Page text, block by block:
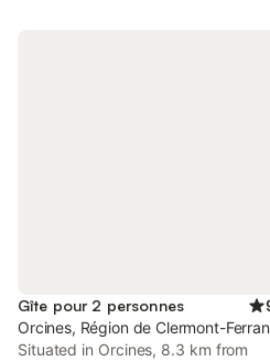
Gîte pour 2 personnes
Orcines, Région de Clermont-
Situated in Orcines, 8.3 km from